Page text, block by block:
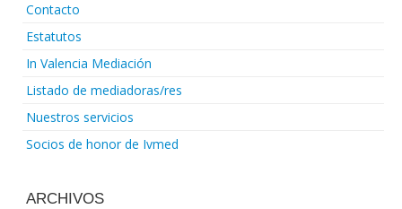
Contacto
Estatutos
In Valencia Mediación
Listado de mediadoras/res
Nuestros servicios
Socios de honor de Ivmed
ARCHIVOS